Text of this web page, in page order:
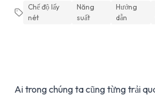
Chế độ lấy
nét
Năng
suất
Hướng
dẫn
Ai trong chúng ta cũng từng trải